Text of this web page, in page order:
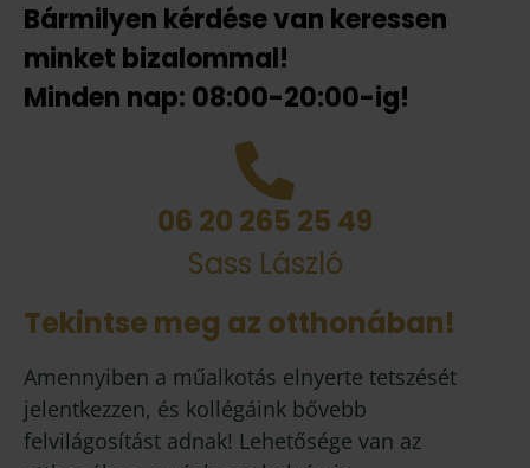
Bármilyen kérdése van keressen
minket bizalommal!
Minden nap: 08:00-20:00-ig!
06 20 265 25 49
Sass László
Tekintse meg az otthonában!
Amennyiben a műalkotás elnyerte tetszését
jelentkezzen, és kollégáink bővebb
felvilágosítást adnak! Lehetősége van az